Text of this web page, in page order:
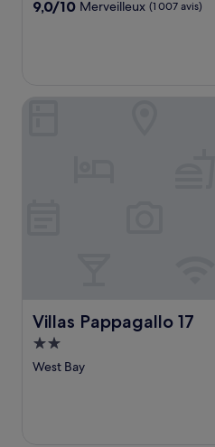
9.0
9,0/10 Merveilleux (1 007 avis)
Villas Pappagallo 17
Villas Pappagallo 17
Hébergement
2.0 étoiles
West Bay